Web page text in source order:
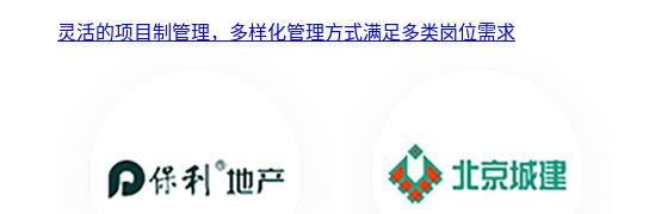
灵活的项目制管理，多样化管理方式满足多类岗位需求